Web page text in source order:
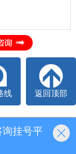
线 返回顶部
挂号平